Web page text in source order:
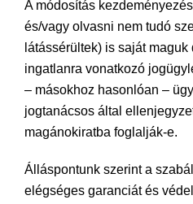
A módosítás
és/vagy olvasni nem tudó
látássérültek) is saját
ingatlanra vonatkozó
– másokhoz hasonlóan –
jogtanácsos által
magánokiratba foglalják-e.
Álláspontunk szerint a
elégséges garanciát és